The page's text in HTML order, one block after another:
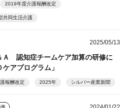
2019年度介護報酬改定
共同生活介護
2025/05/13
Ａ 認知症チームケア加算の研修に
ケアプログラム」
報酬改定 2025年 シルバー産業新聞